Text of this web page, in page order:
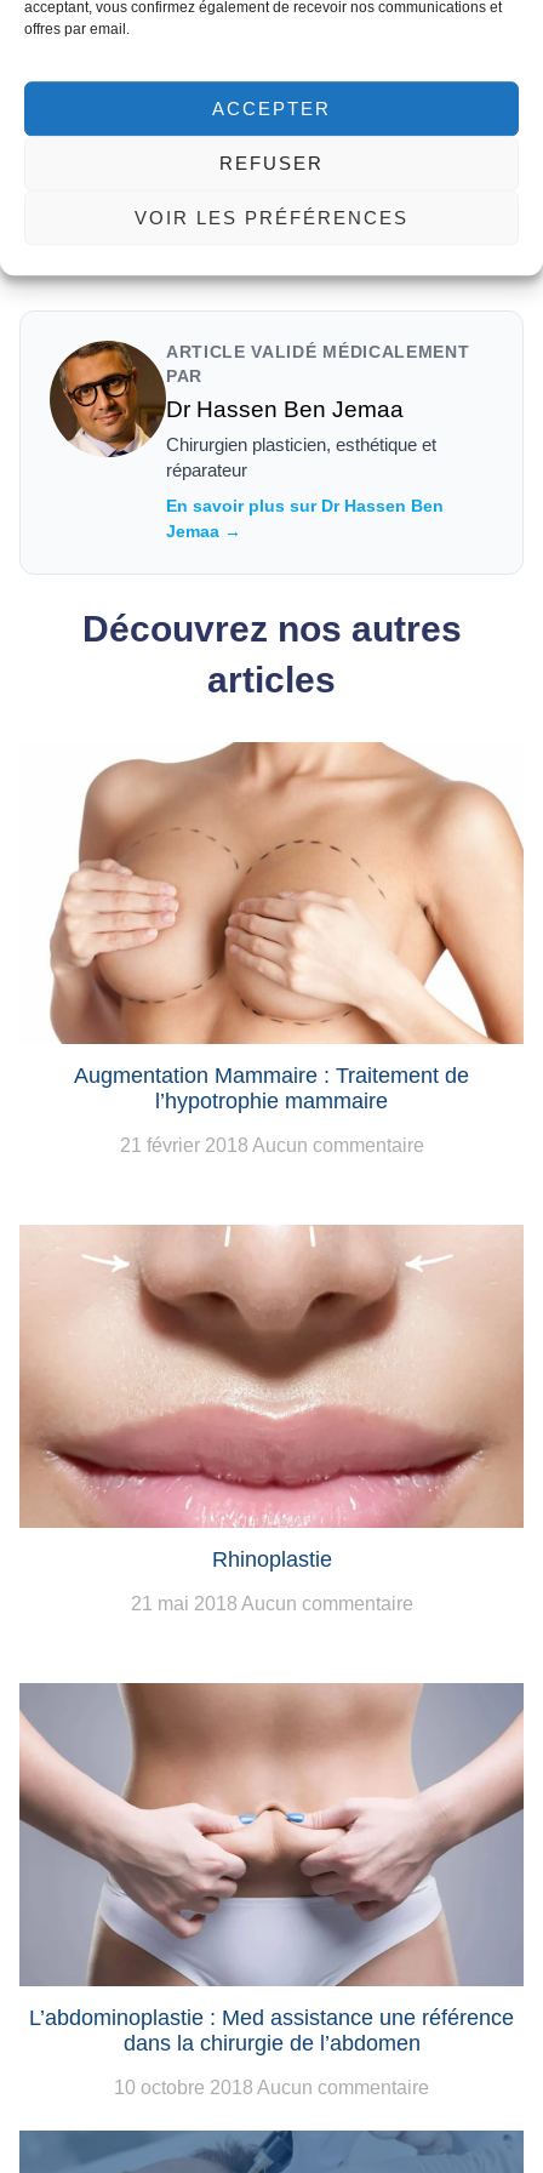
acceptant, vous confirmez également de recevoir nos communications et
offres par email.
ACCEPTER
REFUSER
VOIR LES PRÉFÉRENCES
Cliquez pour accepter les
Med Assistance Tunisie · Voir sur YouTube →
ARTICLE VALIDÉ MÉDICALEMENT
PAR
Dr Hassen Ben Jemaa
Chirurgien plasticien, esthétique et
réparateur
En savoir plus sur Dr Hassen Ben
Jemaa →
Découvrez nos autres
articles
Augmentation Mammaire : Traitement de
l’hypotrophie mammaire
21 février 2018 Aucun commentaire
Rhinoplastie
21 mai 2018 Aucun commentaire
L’abdominoplastie : Med assistance une référence
dans la chirurgie de l’abdomen
10 octobre 2018 Aucun commentaire